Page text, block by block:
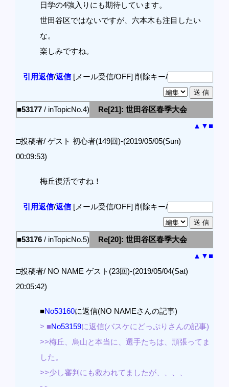
日学の4強入りにも期待しています。
世田谷区ではないですが、六本木も注目したい
な。
楽しみですね。
引用返信/返信[メール受信/OFF] 削除キー/
■53177 / inTopicNo.4)
Re[21]: 世田谷区春季大会
▲ ▼■
□投稿者/ ゲスト 初心者(149回)-(2019/05/05(Sun)
00:09:53)
梅丘復活ですね！
引用返信/返信[メール受信/OFF] 削除キー/
■53176 / inTopicNo.5)
Re[20]: 世田谷区春季大会
▲ ▼■
□投稿者/ NO NAME ゲスト(23回)-(2019/05/04(Sat)
20:05:42)
■No53160に返信(NO NAMEさんの記事)
> ■No53159に返信(バスケにどっぷりさんの記事)
>>梅丘、烏山と本当に、選手たちは、頑張ってま
した。
>>少し審判にも救われてましたが、、、、